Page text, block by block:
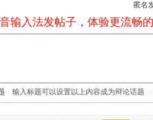
匿名
输入法发帖子，体验更流畅